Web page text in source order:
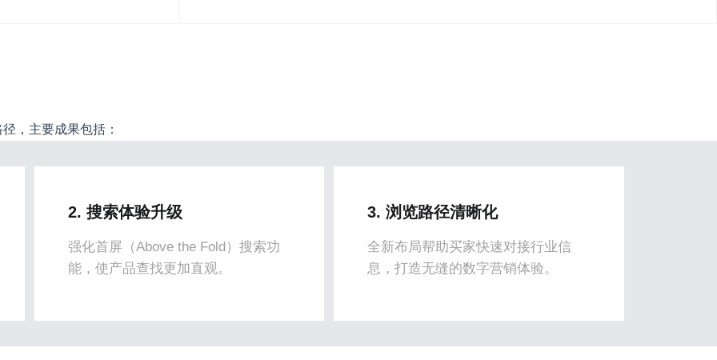
，主要成果包括：
2. 搜索体验升级
强化首屏（Above the Fold）搜索功
能，使产品查找更加直观。
3. 浏览路径清晰化
全新布局帮助买家快速对接行业信
息，打造无缝的数字营销体验。